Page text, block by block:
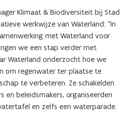
Klimaat & Biodiversiteit bij Stad
werkwijze van Waterland: “In
met Waterland voor
we een stap verder met
Waterland onderzocht hoe we
om regenwater ter plaatse te
te verbeteren. Ze schakelden
en beleidsmakers, organiseerden
en zelfs een waterparade.